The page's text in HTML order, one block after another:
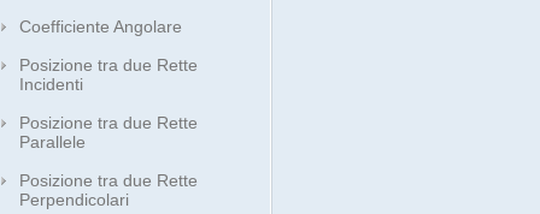
Coefficiente Angolare
Posizione tra due Rette
Incidenti
Posizione tra due Rette
Parallele
Posizione tra due Rette
Perpendicolari